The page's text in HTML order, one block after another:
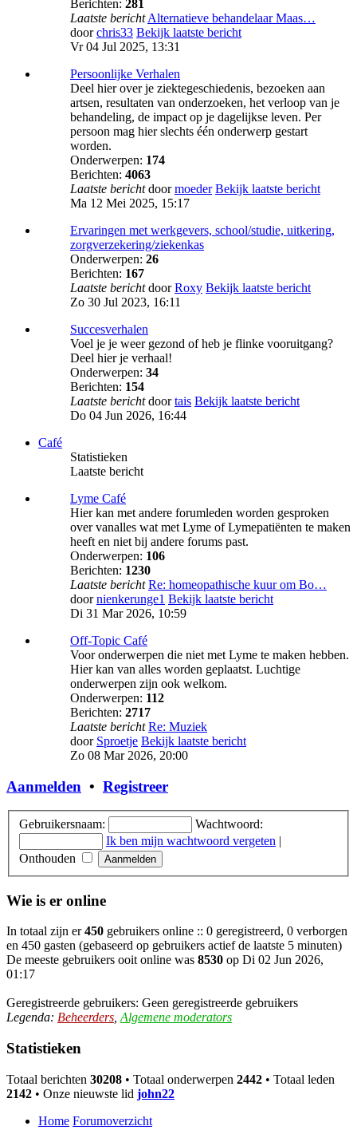
Berichten: 281
Laatste bericht Alternatieve behandelaar Maas…
doorchris33 Bekijk laatste bericht
Vr 04 Jul 2025, 13:31
Persoonlijke Verhalen
Deel hier over je ziektegeschiedenis, bezoeken aan
artsen, resultaten van onderzoeken, het verloop van je
behandeling, de impact op je dagelijkse leven. Per
persoon mag hier slechts één onderwerp gestart
worden.
Onderwerpen: 174
Berichten: 4063
Laatste bericht doormoeder Bekijk laatste bericht
Ma 12 Mei 2025, 15:17
Ervaringen met werkgevers, school/studie, uitkering,
zorgverzekering/ziekenkas
Onderwerpen: 26
Berichten: 167
Laatste bericht doorRoxy Bekijk laatste bericht
Zo 30 Jul 2023, 16:11
Succesverhalen
Voel je je weer gezond of heb je flinke vooruitgang?
Deel hier je verhaal!
Onderwerpen: 34
Berichten: 154
Laatste bericht doortais Bekijk laatste bericht
Do 04 Jun 2026, 16:44
Café
Statistieken
Laatste bericht
Lyme Café
Hier kan met andere forumleden worden gesproken
over vanalles wat met Lyme of Lymepatiënten te maken
heeft en niet bij andere forums past.
Onderwerpen: 106
Berichten: 1230
Laatste bericht Re: homeopathische kuur om Bo…
doornienkerunge1 Bekijk laatste bericht
Di 31 Mar 2026, 10:59
Off-Topic Café
Voor onderwerpen die niet met Lyme te maken hebben.
Hier kan van alles worden geplaatst. Luchtige
onderwerpen zijn ook welkom.
Onderwerpen: 112
Berichten: 2717
Laatste bericht Re: Muziek
door Sproetje Bekijk laatste bericht
Zo 08 Mar 2026, 20:00
Aanmelden • Registreer
Gebruikersnaam:
Wachtwoord:
Ik ben mijn wachtwoord vergeten |
Onthouden
Wie is er online
In totaal zijn er450 gebruikers online :: 0 geregistreerd, 0 verborgen
en 450 gasten (gebaseerd op gebruikers actief de laatste 5 minuten)
De meeste gebruikers ooit online was 8530 op Di 02 Jun 2026,
01:17
Geregistreerde gebruikers: Geen geregistreerde gebruikers
Legenda: Beheerders Algemene moderators
Statistieken
Totaal berichten 30208 • Totaal onderwerpen 2442 • Totaal leden
2142 • Onze nieuwste lid john22
Home Forumoverzicht